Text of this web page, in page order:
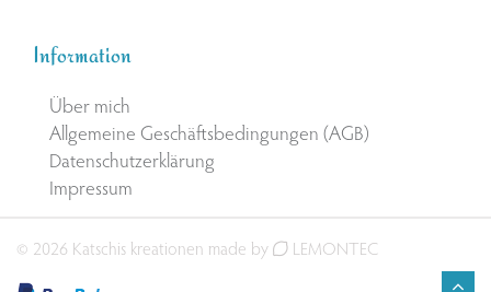
Information
Über mich
Allgemeine Geschäftsbedingungen (AGB)
Datenschutzerklärung
Impressum
© 2026 Katschis kreationen made by LEMONTEC